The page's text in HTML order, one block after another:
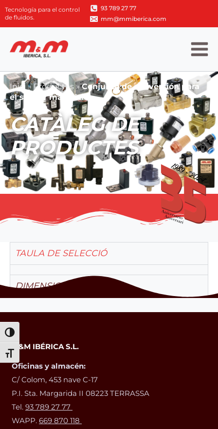
Alternar alto contraste
Alternar tamaño de letra
Tecnología para el control
de fluidos.
93 789 27 77
mm@mmiberica.com
Inici» Productos»Conjunto de conversión para
el sensor magnético
CATÀLEG DE
PRODUCTES
TAULA DE SELECCIÓ
DIMENSIONS I PESOS
M&M IBÉRICA S.L.
Oficinas y almacén:
C/ Colom, 453 nave C-17
P.I. Sta. Margarida II 08223 TERRASSA
Tel. 93 789 27 77
WAPP. 669 870 118